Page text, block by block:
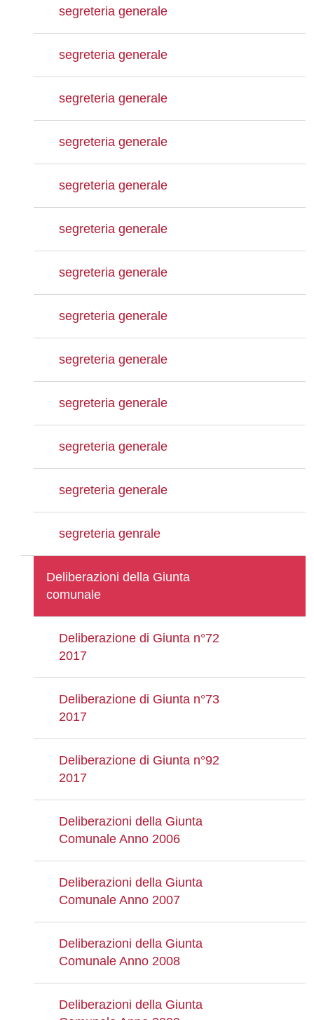
segreteria generale
segreteria generale
segreteria generale
segreteria generale
segreteria generale
segreteria generale
segreteria generale
segreteria generale
segreteria generale
segreteria generale
segreteria generale
segreteria generale
segreteria genrale
Deliberazioni della Giunta
comunale
Deliberazione di Giunta n°72
2017
Deliberazione di Giunta n°73
2017
Deliberazione di Giunta n°92
2017
Deliberazioni della Giunta
Comunale Anno 2006
Deliberazioni della Giunta
Comunale Anno 2007
Deliberazioni della Giunta
Comunale Anno 2008
Deliberazioni della Giunta